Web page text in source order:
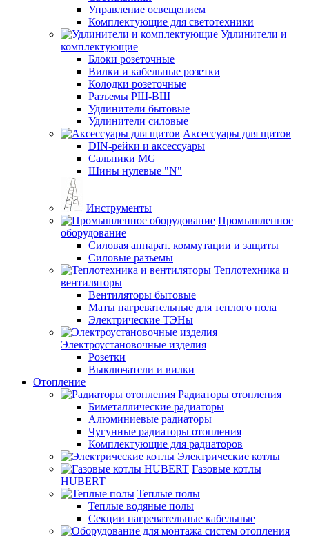
Управление освещением
Комплектующие для светотехники
Удлинители и
комплектующие
Блоки розеточные
Вилки и кабельные розетки
Колодки розеточные
Разъемы РШ-ВШ
Удлинители бытовые
Удлинители силовые
Аксессуары для щитов
DIN-рейки и аксессуары
Сальники MG
Шины нулевые "N"
Инструменты
Промышленное
оборудование
Силовая аппарат. коммутации и защиты
Силовые разъемы
Теплотехника и
вентиляторы
Вентиляторы бытовые
Маты нагревательные для теплого пола
Электрические ТЭНы
Электроустановочные изделия
Розетки
Выключатели и вилки
Отопление
Радиаторы отопления
Биметаллические радиаторы
Алюминиевые радиаторы
Чугунные радиаторы отопления
Комплектующие для радиаторов
Электрические котлы
Газовые котлы
HUBERT
Теплые полы
Теплые водяные полы
Секции нагревательные кабельные